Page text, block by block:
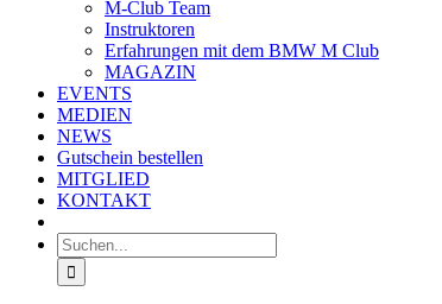
M-Club Team
Instruktoren
Erfahrungen mit dem BMW M Club
MAGAZIN
EVENTS
MEDIEN
NEWS
Gutschein bestellen
MITGLIED
KONTAKT
Suche
nach: